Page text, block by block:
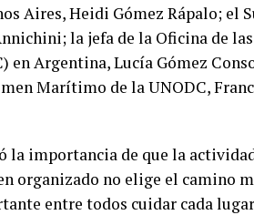
Aires, Heidi Gómez Rápalo; el
la jefa de la Oficina de
en Argentina, Lucía Gómez
Marítimo de la UNODC,
importancia de que la
organizado no elige el camino
entre todos cuidar cada